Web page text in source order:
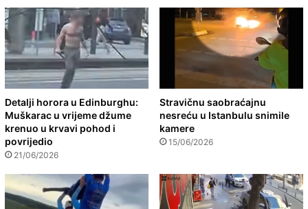
Detalji horora u Edinburghu:
Muškarac u vrijeme džume
krenuo u krvavi pohod i
povrijedio
21/06/2026
Stravičnu saobraćajnu
nesreću u Istanbulu snimile
kamere
15/06/2026